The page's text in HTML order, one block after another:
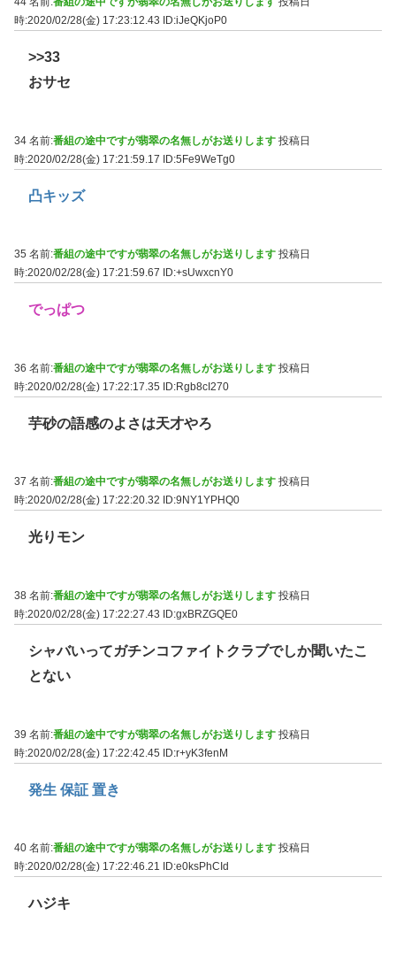
時:2020/02/28(金) 17:23:12.43
ID:iJeQKjoP0
>>33
おサセ
34 名前:番組の途中ですが翡翠の名無しがお送りします 投稿日
時:2020/02/28(金) 17:21:59.17 ID:5Fe9WeTg0
凸キッズ
35 名前:番組の途中ですが翡翠の名無しがお送りします 投稿日
時:2020/02/28(金) 17:21:59.67
ID:+sUwxcnY0
でっぱつ
36 名前:番組の途中ですが翡翠の名無しがお送りします 投稿日
時:2020/02/28(金) 17:22:17.35 ID:Rgb8cI270
芋砂の語感のよさは天才やろ
37 名前:番組の途中ですが翡翠の名無しがお送りします 投稿日
時:2020/02/28(金) 17:22:20.32
ID:9NY1YPHQ0
光りモン
38 名前:番組の途中ですが翡翠の名無しがお送りします 投稿日
時:2020/02/28(金) 17:22:27.43
ID:gxBRZGQE0
シャバいってガチンコファイトクラブでしか聞いたこ
とない
39 名前:番組の途中ですが翡翠の名無しがお送りします 投稿日
時:2020/02/28(金) 17:22:42.45 ID:r+yK3fenM
発生 保証 置き
40 名前:番組の途中ですが翡翠の名無しがお送りします 投稿日
時:2020/02/28(金) 17:22:46.21
ID:e0ksPhCId
ハジキ